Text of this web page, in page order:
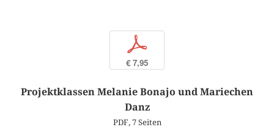
p
€ 7,95
Projektklassen Melanie Bonajo und Mariechen
Danz
PDF, 7 Seiten